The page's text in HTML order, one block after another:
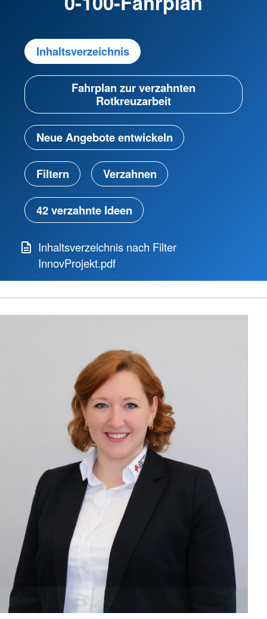
Inhaltsverzeichnis
Fahrplan zur verzahnten
Rotkreuzarbeit
Neue Angebote entwickeln
Filtern Verzahnen
42 verzahnte Ideen
Inhaltsverzeichnis nach Filter
InnovProjekt.pdf